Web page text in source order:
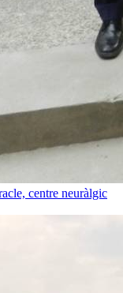
centre neuràlgic